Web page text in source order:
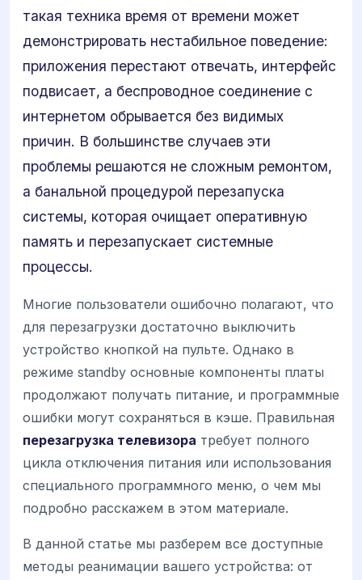
такая техника время от времени может
демонстрировать нестабильное поведение:
приложения перестают отвечать, интерфейс
подвисает, а беспроводное соединение с
интернетом обрывается без видимых
причин. В большинстве случаев эти
проблемы решаются не сложным ремонтом,
а банальной процедурой перезапуска
системы, которая очищает оперативную
память и перезапускает системные
процессы.
Многие пользователи ошибочно полагают, что
для перезагрузки достаточно выключить
устройство кнопкой на пульте. Однако в
режиме standby основные компоненты платы
продолжают получать питание, и программные
ошибки могут сохраняться в кэше. Правильная
перезагрузка телевизора требует полного
цикла отключения питания или использования
специального программного меню, о чем мы
подробно расскажем в этом материале.
В данной статье мы разберем все доступные
методы реанимации вашего устройства: от